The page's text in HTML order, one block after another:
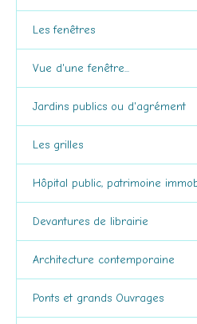
Les fenêtres
Vue d'une fenêtre...
Jardins publics ou d'agrément
Les grilles
Hôpital public, patrimoine
Devantures de librairie
Architecture contemporaine
Ponts et grands Ouvrages